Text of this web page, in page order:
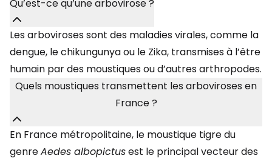
Qu’est-ce qu’une arbovirose ?
Les arboviroses sont des maladies virales, comme la
dengue, le chikungunya ou le Zika, transmises à l’être
humain par des moustiques ou d’autres arthropodes.
Quels moustiques transmettent les arboviroses en
France ?
En France métropolitaine, le moustique tigre du
genreAedes albopictusest le principal vecteur des